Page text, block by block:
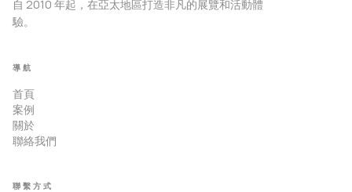
自 2010 年起，在亞太地區打造非凡的展覽和活動體
驗。
導航
首頁
案例
關於
聯絡我們
聯繫方式